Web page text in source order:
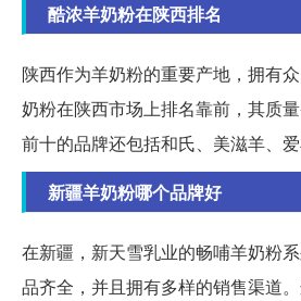
酷浓羊奶粉在陕西排名
陕西作为羊奶粉的重要产地，拥有
奶粉在陕西市场上排名靠前，其质
前十的品牌还包括和氏、美滋羊、爱
新疆羊奶粉哪个品牌好
在新疆，新天雪乳业的畅哺羊奶粉
品齐全，并且拥有多样的销售渠道